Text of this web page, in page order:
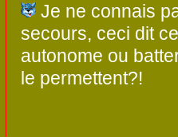
Je ne connais
secours, ceci dit
autonome ou
le permettent?!